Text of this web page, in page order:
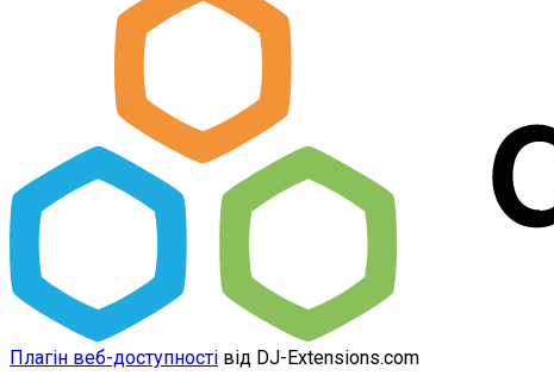
Плагін веб-доступності від DJ-Extensions.com